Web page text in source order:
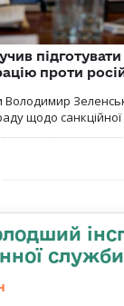
проти
Володимир
щодо санкційної
служби